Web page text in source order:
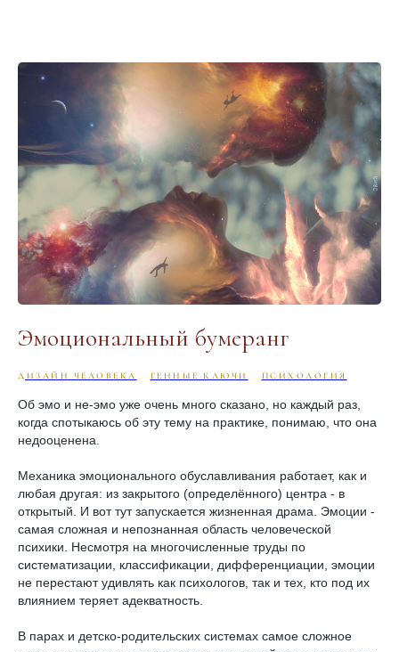
Эмоциональный бумеранг
ДИЗАЙН ЧЕЛОВЕКА ГЕННЫЕ КЛЮЧИ ПСИХОЛОГИЯ
Об эмо и не-эмо уже очень много сказано, но каждый раз,
когда спотыкаюсь об эту тему на практике, понимаю, что она
недооценена.
Механика эмоционального обуславливания работает, как и
любая другая: из закрытого (определённого) центра - в
открытый. И вот тут запускается жизненная драма. Эмоции -
самая сложная и непознанная область человеческой
психики. Несмотря на многочисленные труды по
систематизации, классификации, дифференциации, эмоции
не перестают удивлять как психологов, так и тех, кто под их
влиянием теряет адекватность.
В парах и детско-родительских системах самое сложное